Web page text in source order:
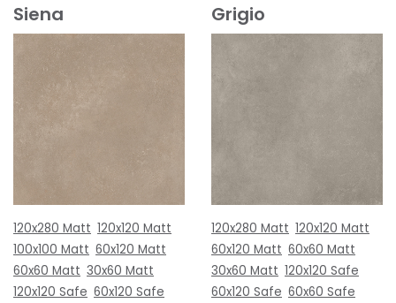
Siena
120x280 Matt 120x120 Matt
100x100 Matt 60x120 Matt
60x60 Matt 30x60 Matt
120x120 Safe 60x120 Safe
Grigio
120x280 Matt 120x120 Matt
60x120 Matt 60x60 Matt
30x60 Matt 120x120 Safe
60x120 Safe 60x60 Safe